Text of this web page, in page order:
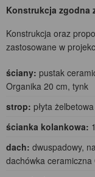
Konstrukcja zgodna
Konstrukcja oraz
zastosowane w
ściany: pustak
Organika 20 cm, tynk
strop: płyta żelbetowa
ścianka kolankowa:
dach: dwuspadowy,
dachówka ceramiczna